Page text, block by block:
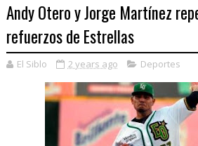
Andy Otero y Jorge Martínez
refuerzos de Estrellas
El Siblo 2 years ago Deportes